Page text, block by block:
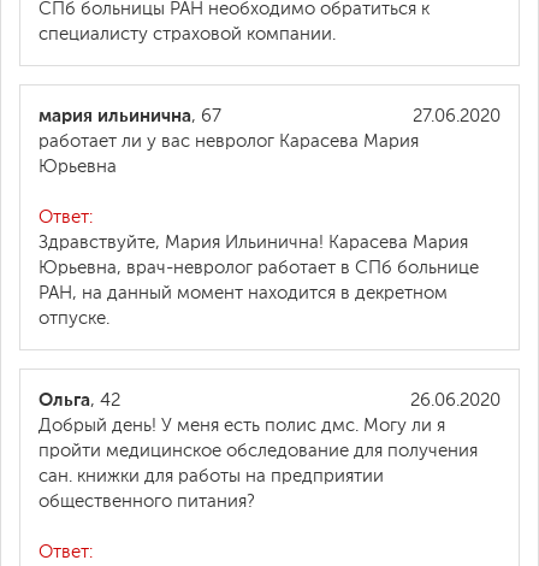
СПб больницы РАН необходимо обратиться к
специалисту страховой компании.
27.06.2020
мария ильинична, 67
работает ли у вас невролог Карасева Мария
Юрьевна
Ответ:
Здравствуйте, Мария Ильинична! Карасева Мария
Юрьевна, врач-невролог работает в СПб больнице
РАН, на данный момент находится в декретном
отпуске.
26.06.2020
Ольга, 42
Добрый день! У меня есть полис дмс. Могу ли я
пройти медицинское обследование для получения
сан. книжки для работы на предприятии
общественного питания?
Ответ: